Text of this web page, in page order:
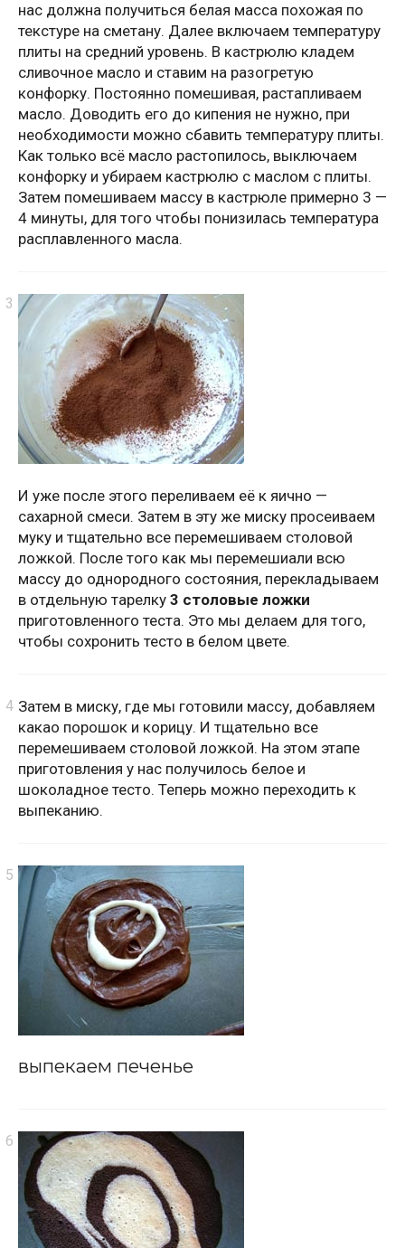
нас должна получиться белая масса похожая по
текстуре на сметану. Далее включаем температуру
плиты на средний уровень. В кастрюлю кладем
сливочное масло и ставим на разогретую
конфорку. Постоянно помешивая, растапливаем
масло. Доводить его до кипения не нужно, при
необходимости можно сбавить температуру плиты.
Как только всё масло растопилось, выключаем
конфорку и убираем кастрюлю с маслом с плиты.
Затем помешиваем массу в кастрюле примерно 3 —
4 минуты, для того чтобы понизилась температура
расплавленного масла.
И уже после этого переливаем её к яично —
сахарной смеси. Затем в эту же миску просеиваем
муку и тщательно все перемешиваем столовой
ложкой. После того как мы перемешиали всю
массу до однородного состояния, перекладываем
в отдельную тарелку 3 столовые ложки
приготовленного теста. Это мы делаем для того,
чтобы сохронить тесто в белом цвете.
Затем в миску, где мы готовили массу, добавляем
какао порошок и корицу. И тщательно все
перемешиваем столовой ложкой. На этом этапе
приготовления у нас получилось белое и
шоколадное тесто. Теперь можно переходить к
выпеканию.
выпекаем печенье